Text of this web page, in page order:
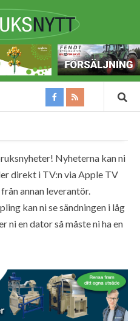
Nyheterna kan ni
direkt i TV:n via Apple TV
annan leverantör.
kan ni se sändningen i låg
ni en dator så måste ni ha en